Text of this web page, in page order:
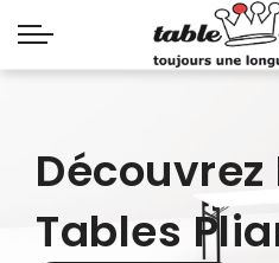
Découvrez
Tables